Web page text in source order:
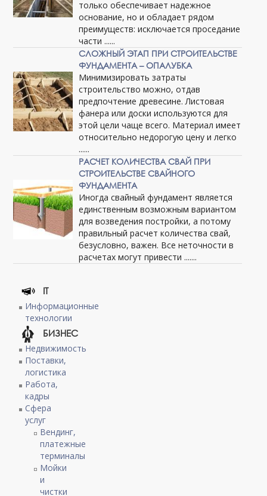
только обеспечивает надежное
основание, но и обладает рядом
преимуществ: исключается проседание
части ......
СЛОЖНЫЙ ЭТАП ПРИ СТРОИТЕЛЬСТВЕ
ФУНДАМЕНТА – ОПАЛУБКА
Минимизировать затраты
строительство можно, отдав
предпочтение древесине. Листовая
фанера или доски используются для
этой цели чаще всего. Материал имеет
относительно недорогую цену и легко
......
РАСЧЕТ КОЛИЧЕСТВА СВАЙ ПРИ
СТРОИТЕЛЬСТВЕ СВАЙНОГО
ФУНДАМЕНТА
Иногда свайный фундамент является
единственным возможным вариантом
для возведения постройки, а потому
правильный расчет количества свай,
безусловно, важен. Все неточности в
расчетах могут привести .......
IT
Информационные
технологии
БИЗНЕС
Недвижимость
Поставки,
логистика
Работа,
кадры
Сфера
услуг
Вендинг,
платежные
терминалы
Мойки
и
чистки